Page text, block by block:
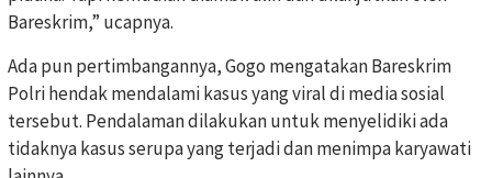
Bareskrim,” ucapnya.
Ada pun pertimbangannya, Gogo mengatakan Bareskrim
Polri hendak mendalami kasus yang viral di media sosial
tersebut. Pendalaman dilakukan untuk menyelidiki ada
tidaknya kasus serupa yang terjadi dan menimpa karyawati